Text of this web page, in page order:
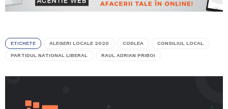
ETICHETE ALEGERI LOCALE 2020 CODLEA CONSILIUL LOCAL
PARTIDUL NATIONAL LIBERAL RAUL ADRIAN PRIBOI